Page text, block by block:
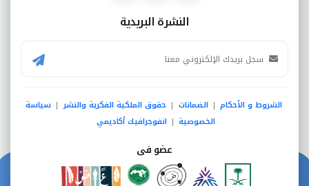
النشرة البريدية
الشروط و الأحكام | الضمانات | حقوق الملكية الفكرية والنشر | سياسة
الخصوصية | انفوجرافيك أكاديمي
عضو فى